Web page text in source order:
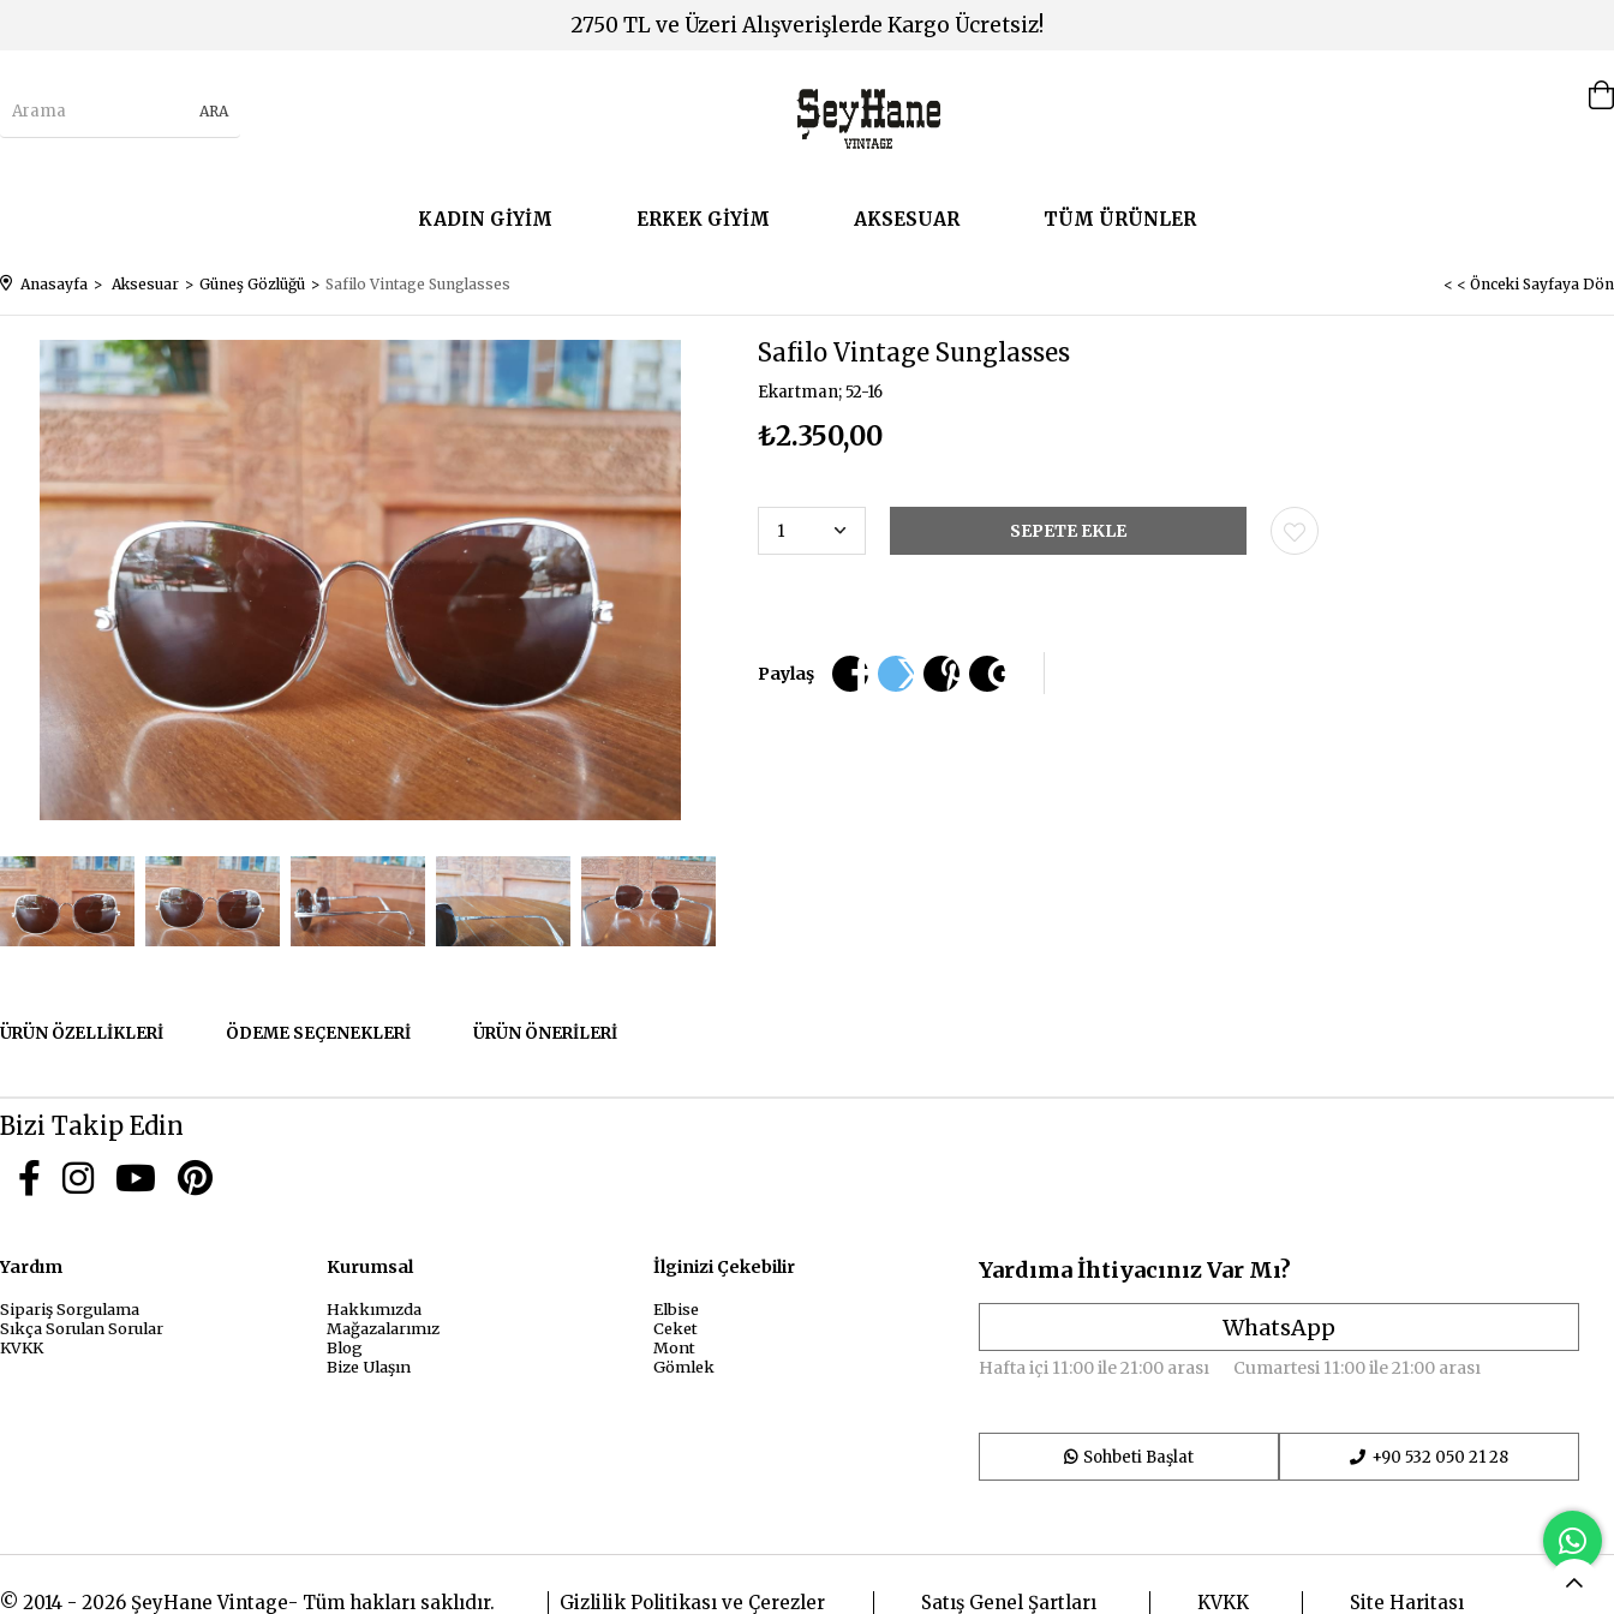
2750 TL ve Üzeri Alışverişlerde Kargo Ücretsiz!
KADIN GİYİM ERKEK GİYİM AKSESUAR TÜM ÜRÜNLER
Anasayfa Aksesuar Güneş Gözlüğü Safilo Vintage Sunglasses < < Önceki Sayfaya Dön
Safilo Vintage Sunglasses
Ekartman; 52-16
₺2.350,00
Paylaş
ÜRÜN ÖZELLIKLERI ÖDEME SEÇENEKLERI ÜRÜN ÖNERILERI
Bizi Takip Edin
Yardım
Sipariş Sorgulama
Sıkça Sorulan Sorular
KVKK
Kurumsal
Hakkımızda
Mağazalarımız
Blog
Bize Ulaşın
İlginizi Çekebilir
Elbise
Ceket
Mont
Gömlek
Yardıma İhtiyacınız Var Mı?
WhatsApp
Hafta içi 11:00 ile 21:00 arası Cumartesi 11:00 ile 21:00 arası
Sohbeti Başlat +90 532 050 21 28
© 2014 - 2026 ŞeyHane Vintage- Tüm hakları saklıdır. Gizlilik Politikası ve Çerezler Satış Genel Şartları KVKK Site Haritası